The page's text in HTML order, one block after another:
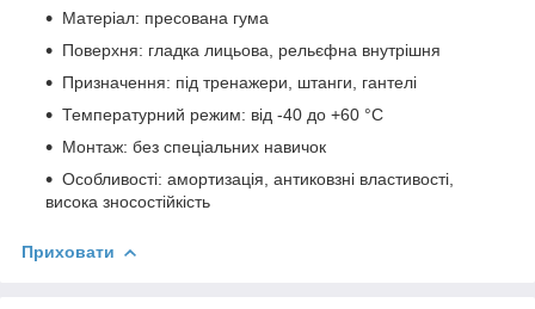
Матеріал: пресована гума
Поверхня: гладка лицьова, рельєфна внутрішня
Призначення: під тренажери, штанги, гантелі
Температурний режим: від -40 до +60 °C
Монтаж: без спеціальних навичок
Особливості: амортизація, антиковзні властивості,
висока зносостійкість
Приховати